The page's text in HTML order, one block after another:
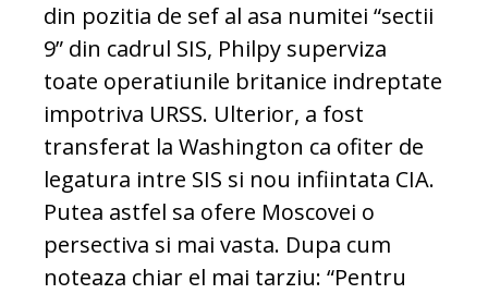
din pozitia de sef al asa numitei “sectii
9” din cadrul SIS, Philpy superviza
toate operatiunile britanice indreptate
impotriva URSS. Ulterior, a fost
transferat la Washington ca ofiter de
legatura intre SIS si nou infiintata CIA.
Putea astfel sa ofere Moscovei o
persectiva si mai vasta. Dupa cum
noteaza chiar el mai tarziu: “Pentru